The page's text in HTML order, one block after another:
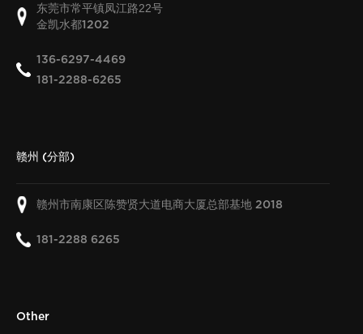
东莞市常平镇凤江路22号
金凯水都1202
136-6297-4469
181-2288-6265
赣州 (分部)
赣州市南康区陈赞贤大道电商大厦总部基地 2018
181-2288 6265
Other